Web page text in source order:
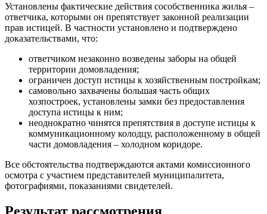
Установлены фактические действия сособственника жилья –
ответчика, которыми он препятствует законной реализации
прав истицей. В частности установлено и подтверждено
доказательствами, что:
ответчиком незаконно возведены заборы на общей
территории домовладения;
ограничен доступ истицы к хозяйственным постройкам;
самовольно захвачены большая часть общих
хозпостроек, установлены замки без предоставления
доступа истицы к ним;
неоднократно чинятся препятствия в доступе истицы к
коммуникационному колодцу, расположенному в общей
части домовладения – холодном коридоре.
Все обстоятельства подтверждаются актами комиссионного
осмотра с участием представителей муниципалитета,
фотографиями, показаниями свидетелей.
Результат рассмотрения